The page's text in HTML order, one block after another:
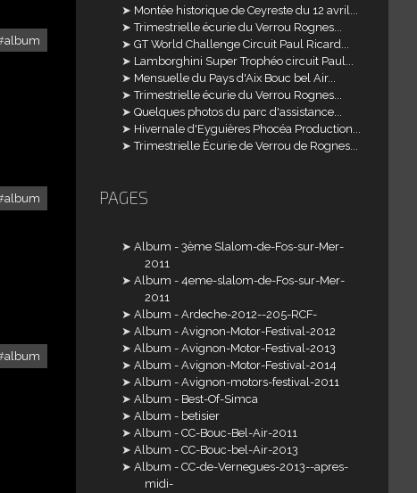
album
album
album
Montée historique de Ceyreste du 12 avril...
Trimestrielle écurie du Verrou Rognes...
GT World Challenge Circuit Paul Ricard...
Lamborghini Super Trophéo circuit Paul...
Mensuelle du Pays d'Aix Bouc bel Air...
Trimestrielle écurie du Verrou Rognes...
Quelques photos du parc d'assistance...
Hivernale d'Eyguières Phocéa Production...
Trimestrielle Écurie de Verrou de Rognes...
PAGES
Album - 3ème Slalom-de-Fos-sur-Mer-
2011
Album - 4eme-slalom-de-Fos-sur-Mer-
2011
Album - Ardeche-2012--205-RCF-
Album - Avignon-Motor-Festival-2012
Album - Avignon-Motor-Festival-2013
Album - Avignon-Motor-Festival-2014
Album - Avignon-motors-festival-2011
Album - Best-Of-Simca
Album - betisier
Album - CC-Bouc-Bel-Air-2011
Album - CC-Bouc-bel-Air-2013
Album - CC-de-Vernegues-2013--apres-
midi-